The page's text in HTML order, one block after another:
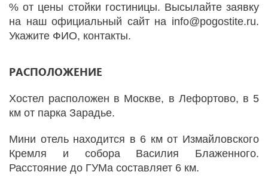
% от цены стойки гостиницы. Высылайте заявку
на наш официальный сайт на info@pogostite.ru.
Укажите ФИО, контакты.
РАСПОЛОЖЕНИЕ
Хостел расположен в Москве, в Лефортово, в 5
км от парка Зарадье.
Мини отель находится в 6 км от Измайловского
Кремля и собора Василия Блаженного.
Расстояние до ГУМа составляет 6 км.